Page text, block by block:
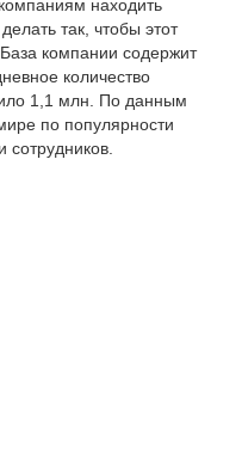
находить
так, чтобы этот
компании содержит
количество
1,1 млн. По данным
по популярности